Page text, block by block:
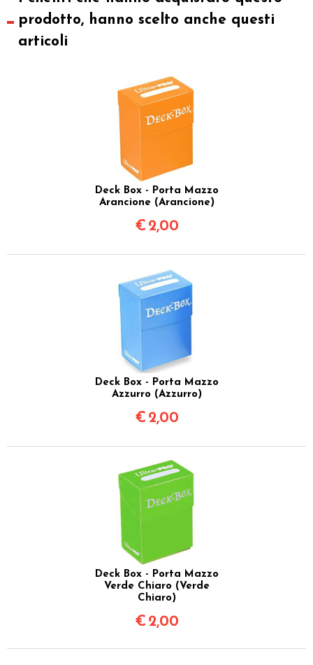
prodotto, hanno scelto anche questi
articoli
Deck Box - Porta Mazzo
Arancione (Arancione)
€ 2,00
Deck Box - Porta Mazzo
Azzurro (Azzurro)
€ 2,00
Deck Box - Porta Mazzo
Verde Chiaro (Verde
Chiaro)
€ 2,00